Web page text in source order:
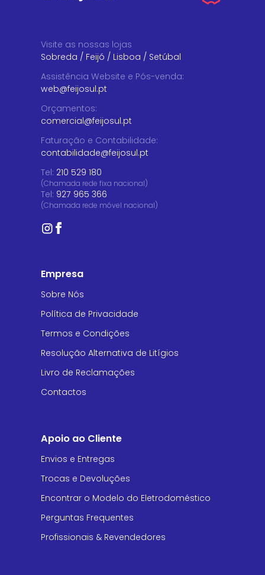
Visite as nossas lojas
Sobreda / Feijó / Lisboa / Setúbal
Assistência Website e Pós-venda:
web@feijosul.pt
Orçamentos:
comercial@feijosul.pt
Faturação e Contabilidade:
contabilidade@feijosul.pt
Tel: 210 529 180
(Chamada rede fixa nacional)
Tel: 927 965 366
(Chamada rede móvel nacional)
Empresa
Sobre Nós
Política de Privacidade
Termos e Condições
Resolução Alternativa de Litígios
Livro de Reclamações
Contactos
Apoio ao Cliente
Envios e Entregas
Trocas e Devoluções
Encontrar o Modelo do Eletrodoméstico
Perguntas Frequentes
Profissionais & Revendedores